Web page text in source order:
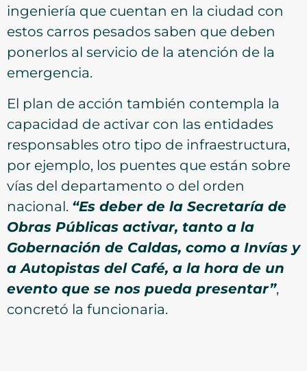
ingeniería que cuentan en la ciudad con
estos carros pesados saben que deben
ponerlos al servicio de la atención de la
emergencia.
El plan de acción también contempla la
capacidad de activar con las entidades
responsables otro tipo de infraestructura,
por ejemplo, los puentes que están sobre
vías del departamento o del orden
nacional. “Es deber de la Secretaría de
Obras Públicas activar, tanto a la
Gobernación de Caldas, como a Invías y
a Autopistas del Café, a la hora de un
evento que se nos pueda presentar”,
concretó la funcionaria.